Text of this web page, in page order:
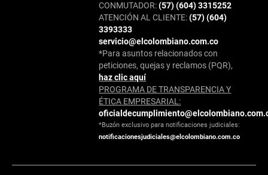
CONMUTADOR:(57) (604) 3315252
ATENCIÓN AL CLIENTE:(57) (604)
3393333
servicio@elcolombiano.com.co
*Para asuntos relacionados con
peticiones, quejas y reclamos (PQR),
haz clic aquí
PROGRAMA DE TRANSPARENCIA Y
ÉTICA EMPRESARIAL:
*Buzón exclusivo para notificaciones judiciales:
notificacionesjudiciales@elcolombiano.com.co